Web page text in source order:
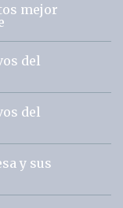
mejor
del
del
y sus